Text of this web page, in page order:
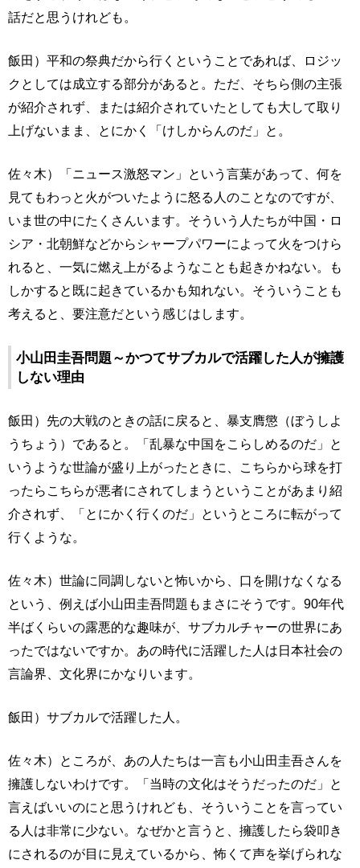
話だと思うけれども。
飯田）平和の祭典だから行くということであれば、ロジッ
クとしては成立する部分があると。ただ、そちら側の主張
が紹介されず、または紹介されていたとしても大して取り
上げないまま、とにかく「けしからんのだ」と。
佐々木）「ニュース激怒マン」という言葉があって、何を
見てもわっと火がついたように怒る人のことなのですが、
いま世の中にたくさんいます。そういう人たちが中国・ロ
シア・北朝鮮などからシャープパワーによって火をつけら
れると、一気に燃え上がるようなことも起きかねない。も
しかすると既に起きているかも知れない。そういうことも
考えると、要注意だという感じはします。
小山田圭吾問題～かつてサブカルで活躍した人が擁護
しない理由
飯田）先の大戦のときの話に戻ると、暴支膺懲（ぼうしよ
うちょう）であると。「乱暴な中国をこらしめるのだ」と
いうような世論が盛り上がったときに、こちらから球を打
ったらこちらが悪者にされてしまうということがあまり紹
介されず、「とにかく行くのだ」というところに転がって
行くような。
佐々木）世論に同調しないと怖いから、口を開けなくなる
という、例えば小山田圭吾問題もまさにそうです。90年代
半ばくらいの露悪的な趣味が、サブカルチャーの世界にあ
ったではないですか。あの時代に活躍した人は日本社会の
言論界、文化界にかなりいます。
飯田）サブカルで活躍した人。
佐々木）ところが、あの人たちは一言も小山田圭吾さんを
擁護しないわけです。「当時の文化はそうだったのだ」と
言えばいいのにと思うけれども、そういうことを言ってい
る人は非常に少ない。なぜかと言うと、擁護したら袋叩き
にされるのが目に見えているから、怖くて声を挙げられな